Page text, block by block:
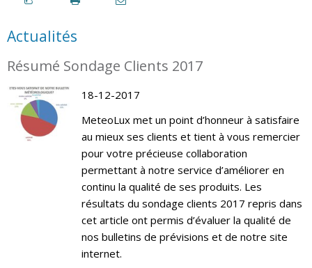
Actualités
Résumé Sondage Clients 2017
18-12-2017
MeteoLux met un point d’honneur à satisfaire
au mieux ses clients et tient à vous remercier
pour votre précieuse collaboration
permettant à notre service d’améliorer en
continu la qualité de ses produits. Les
résultats du sondage clients 2017 repris dans
cet article ont permis d’évaluer la qualité de
nos bulletins de prévisions et de notre site
internet.